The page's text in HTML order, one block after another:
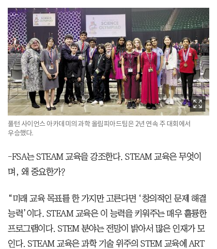
풀턴 사이언스 아카데미의 과학 올림피아드팀은 2년 연속 주 대회에서
우승했다.
-FSA는 STEAM 교육을 강조한다. STEAM 교육은 무엇이
며, 왜 중요한가?
“미래 교육 목표를 한 가지만 고른다면 ‘창의적인 문제 해결
능력’이다. STEAM 교육은 이 능력을 키워주는 매우 훌륭한
프로그램이다. STEM 분야는 전망이 밝아서 많은 인재가 모
인다. STEAM 교육은 과학 기술 위주의 STEM 교육에 ART